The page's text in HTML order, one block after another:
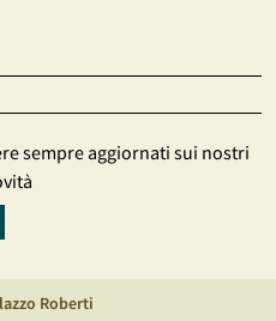
sempre aggiornati sui nostri
Roberti